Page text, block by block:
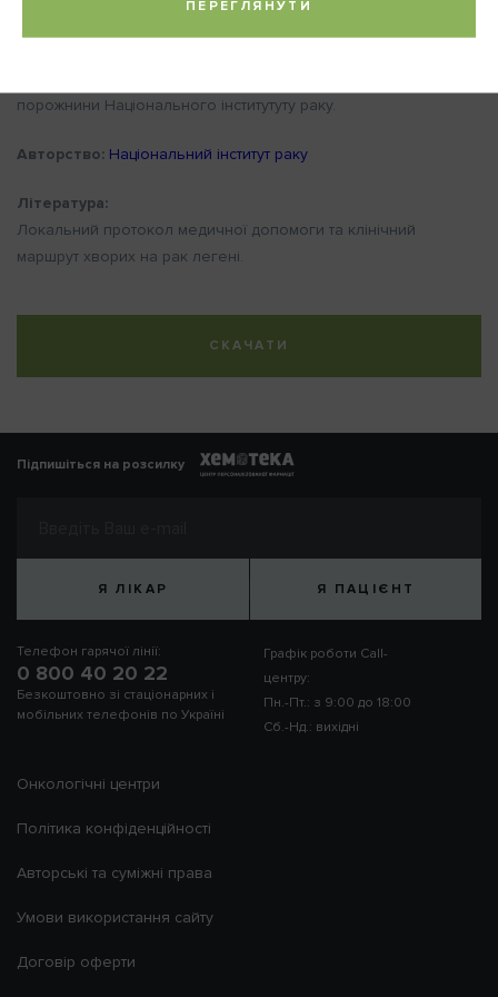
порожнини Національного інститутуту раку.
Авторство: Національний інститут раку
Література:
Локальний протокол медичної допомоги та клінічний
маршрут хворих на рак легені.
СКАЧАТИ
ПЕРЕГЛЯНУТИ
Підпишіться на розсилку
Я ЛІКАР Я ПАЦІЄНТ
Телефон гарячої лінії:
0 800 40 20 22
Безкоштовно зі стаціонарних і
мобільних телефонів по Україні
Графік роботи Call-
центру:
Пн.-Пт.: з 9:00 до 18:00
Сб.-Нд.: вихідні
Онкологічні центри
Політика конфіденційності
Авторські та суміжні права
Умови використання сайту
Договір оферти